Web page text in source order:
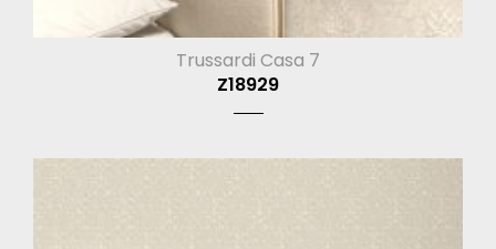
Trussardi Casa 7
Z18929